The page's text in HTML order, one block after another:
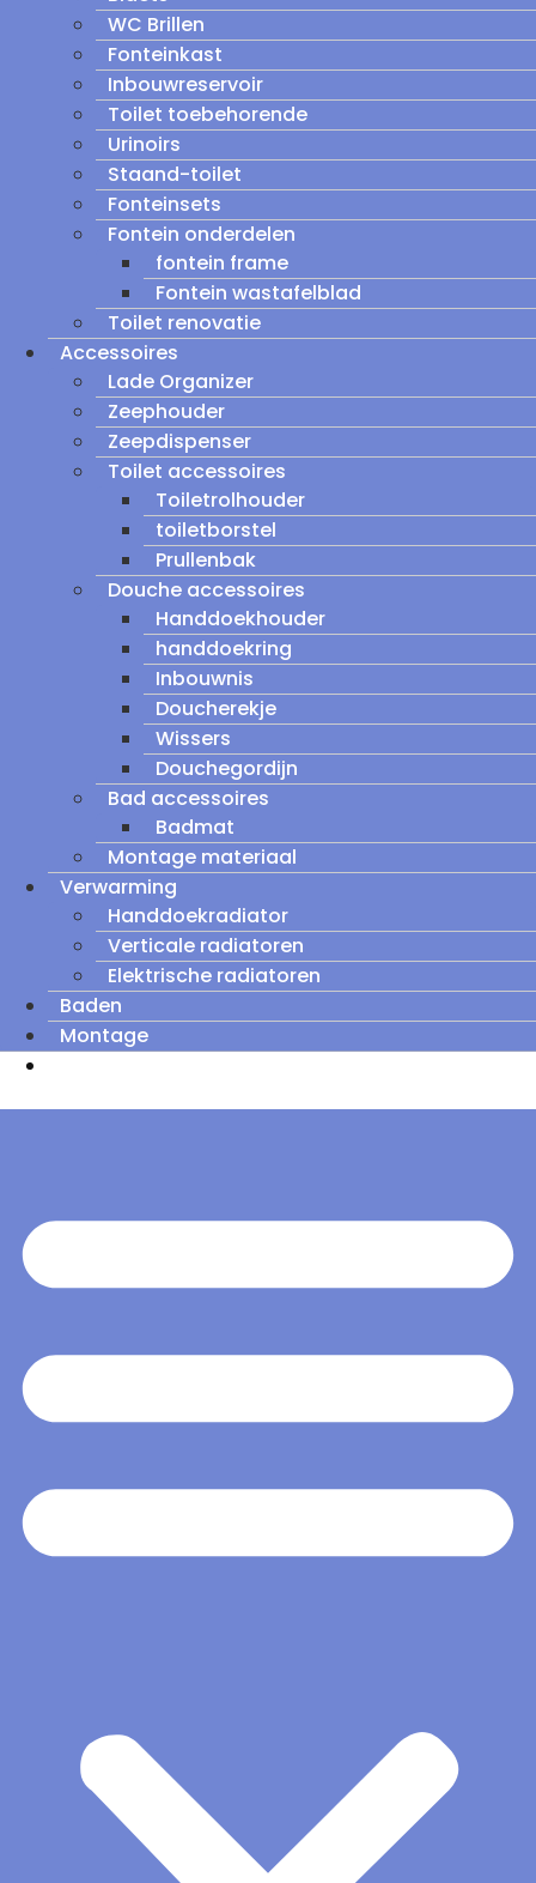
WC Brillen
Fonteinkast
Inbouwreservoir
Toilet toebehorende
Urinoirs
Staand-toilet
Fonteinsets
Fontein onderdelen
fontein frame
Fontein wastafelblad
Toilet renovatie
Accessoires
Lade Organizer
Zeephouder
Zeepdispenser
Toilet accessoires
Toiletrolhouder
toiletborstel
Prullenbak
Douche accessoires
Handdoekhouder
handdoekring
Inbouwnis
Doucherekje
Wissers
Douchegordijn
Bad accessoires
Badmat
Montage materiaal
Verwarming
Handdoekradiator
Verticale radiatoren
Elektrische radiatoren
Baden
Montage